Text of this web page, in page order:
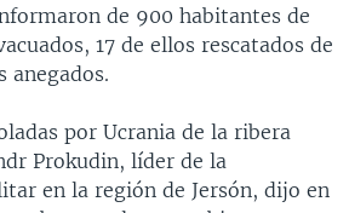
de 900 habitantes de
17 de ellos rescatados de
anegados.
por Ucrania de la ribera
Prokudin, líder de la
en la región de Jersón, dijo en